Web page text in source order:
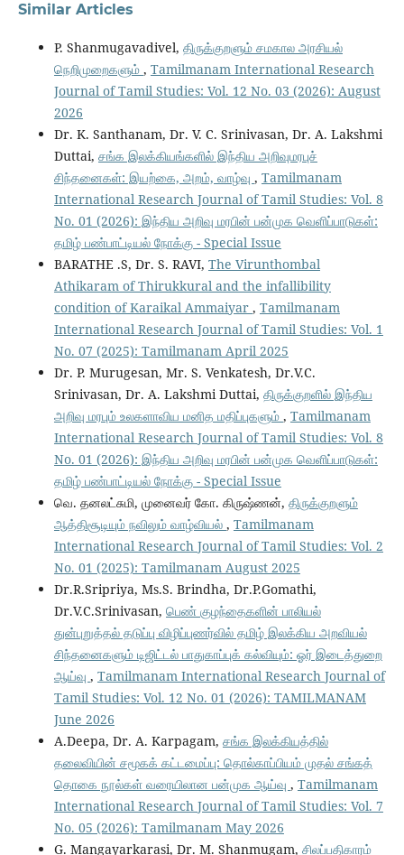
Similar Articles
P. Shanmugavadivel, திருக்குறளும் சமகால அரசியல்
நெறிமுறைகளும் , Tamilmanam International Research
Journal of Tamil Studies: Vol. 12 No. 03 (2026): August
2026
Dr. K. Santhanam, Dr. V. C. Srinivasan, Dr. A. Lakshmi
Duttai, சங்க இலக்கியங்களில் இந்திய அறிவுமரபுச்
சிந்தனைகள்: இயற்கை, அறம், வாழ்வு , Tamilmanam
International Research Journal of Tamil Studies: Vol. 8
No. 01 (2026): இந்திய அறிவு மரபின் பன்முக வெளிப்பாடுகள்:
தமிழ் பண்பாட்டியல் நோக்கு - Special Issue
BARATHE .S, Dr. S. RAVI, The Virunthombal
Athikaram of Thirukkural and the infallibility
condition of Karaikal Ammaiyar , Tamilmanam
International Research Journal of Tamil Studies: Vol. 1
No. 07 (2025): Tamilmanam April 2025
Dr. P. Murugesan, Mr. S. Venkatesh, Dr.V.C.
Srinivasan, Dr. A. Lakshmi Duttai, திருக்குறளில் இந்திய
அறிவு மரபும் உலகளாவிய மனித மதிப்புகளும் , Tamilmanam
International Research Journal of Tamil Studies: Vol. 8
No. 01 (2026): இந்திய அறிவு மரபின் பன்முக வெளிப்பாடுகள்:
தமிழ் பண்பாட்டியல் நோக்கு - Special Issue
வெ. தனலட்சுமி, முனைவர் கோ. கிருஷ்ணன், திருக்குறளும்
ஆத்திசூடியும் நவிலும் வாழ்வியல் , Tamilmanam
International Research Journal of Tamil Studies: Vol. 2
No. 01 (2025): Tamilmanam August 2025
Dr.R.Sripriya, Ms.S. Brindha, Dr.P.Gomathi,
Dr.V.C.Srinivasan, பெண் குழந்தைகளின் பாலியல்
துன்புறுத்தல் தடுப்பு விழிப்புணர்வில் தமிழ் இலக்கிய அறவியல்
சிந்தனைகளும் டிஜிட்டல் பாதுகாப்புக் கல்வியும்: ஓர் இடைத்துறை
ஆய்வு , Tamilmanam International Research Journal of
Tamil Studies: Vol. 12 No. 01 (2026): TAMILMANAM
June 2026
A.Deepa, Dr. A. Karpagam, சங்க இலக்கியத்தில்
தலைவியின் சமூகக் கட்டமைப்பு: தொல்காப்பியம் முதல் சங்கத்
தொகை நூல்கள் வரையிலான பன்முக ஆய்வு , Tamilmanam
International Research Journal of Tamil Studies: Vol. 7
No. 05 (2026): Tamilmanam May 2026
G. Mangayarkarasi, Dr. M. Shanmugam, சிலப்பதிகாரம்